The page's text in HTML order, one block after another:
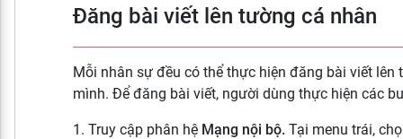
Đăng bài viết lên tường cá nhân
Mỗi nhân sự đều có thể thực hiện đăng bài viết lên
mình. Để đăng bài viết, người dùng thực hiện các
1. Truy cập phân hệ Mạng nội bộ. Tại menu trái,